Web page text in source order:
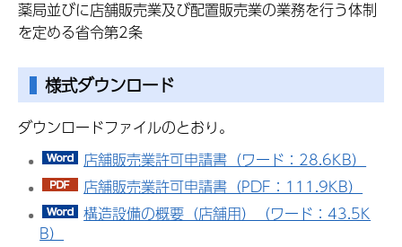
薬局並びに店舗販売業及び配置販売業の業務を行う体制
を定める省令第2条
様式ダウンロード
ダウンロードファイルのとおり。
店舗販売業許可申請書（ワード：28.6KB）
店舗販売業許可申請書（PDF：111.9KB）
構造設備の概要（店舗用）（ワード：43.5K
B）